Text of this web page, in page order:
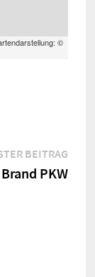
©
BEITRAG
Brand PKW